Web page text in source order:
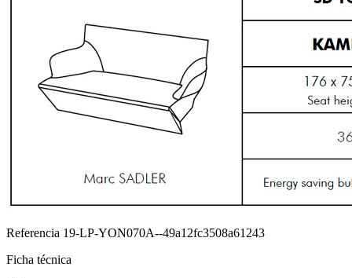
Referencia 19-LP-YON070A--49a12fc3508a61243
Ficha técnica